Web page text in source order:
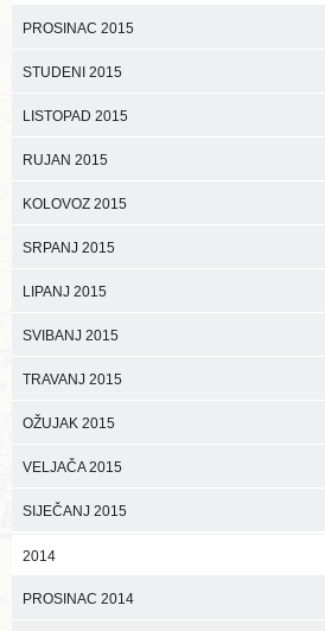
PROSINAC 2015
STUDENI 2015
LISTOPAD 2015
RUJAN 2015
KOLOVOZ 2015
SRPANJ 2015
LIPANJ 2015
SVIBANJ 2015
TRAVANJ 2015
OŽUJAK 2015
VELJAČA 2015
SIJEČANJ 2015
2014
PROSINAC 2014